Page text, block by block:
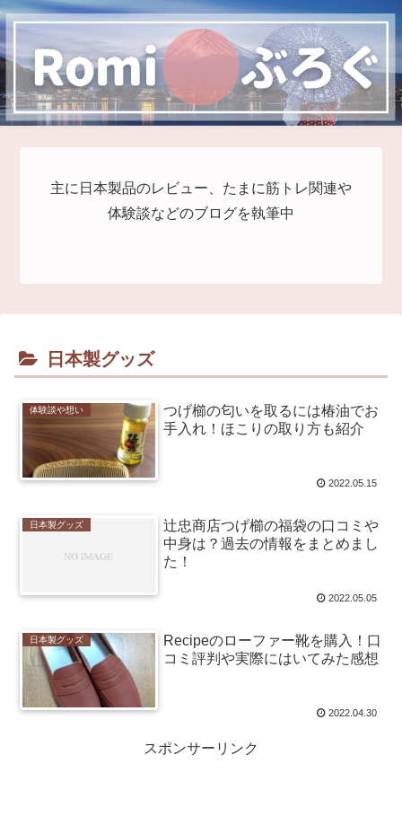
主に日本製品のレビュー、たまに筋トレ関連や
体験談などのブログを執筆中
日本製グッズ
体験談や想い
つげ櫛の匂いを取るには椿油でお
手入れ！ほこりの取り方も紹介
2022.05.15
日本製グッズ
辻忠商店つげ櫛の福袋の口コミや
中身は？過去の情報をまとめまし
た！
2022.05.05
日本製グッズ
Recipeのローファー靴を購入！口
コミ評判や実際にはいてみた感想
2022.04.30
スポンサーリンク